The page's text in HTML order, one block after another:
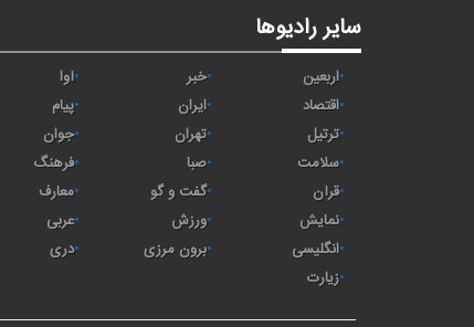
سایر رادیوها
اربعین خبر
آوا
اقتصاد
ايران
پیام
ترتیل
تهران
جوان
سلامت
صبا
فرهنگ
قرآن
گفت و گو
معارف
نمایش
ورزش
عربی
انگلیسی
برون مرزی
دری
زیارت